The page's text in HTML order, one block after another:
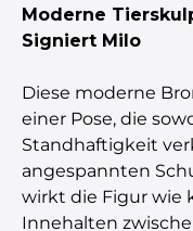
Moderne
Signiert Milo
Diese moderne
einer Pose, die
Standhaftigkeit
angespannten
wirkt die Figur wie
Innehalten